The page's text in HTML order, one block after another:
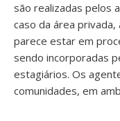
são realizadas pelos
caso da área
parece estar em
sendo incorporadas
estagiários. Os
comunidades, em